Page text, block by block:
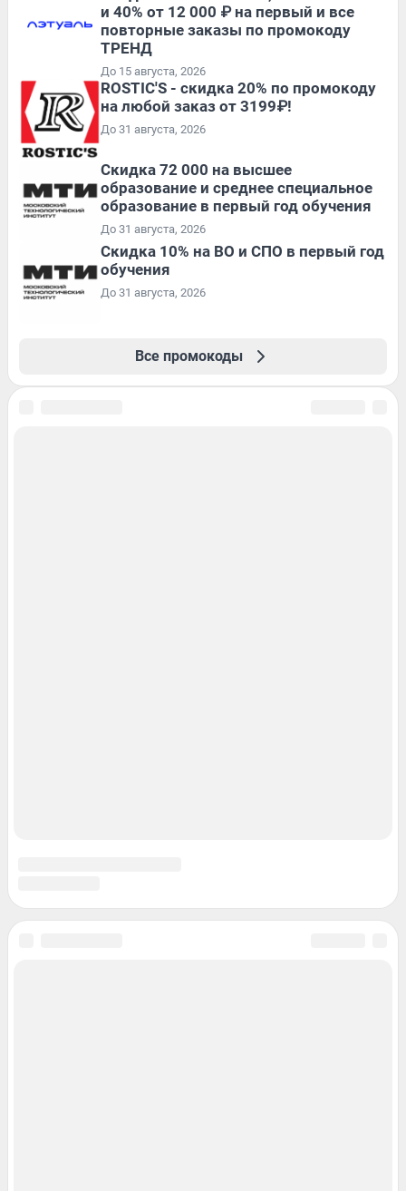
и 40% от 12 000 ₽ на первый и все
повторные заказы по промокоду
ТРЕНД
До 15 августа, 2026
ROSTIC'S - скидка 20% по промокоду
на любой заказ от 3199₽!
До 31 августа, 2026
Скидка 72 000 на высшее
образование и среднее специальное
образование в первый год обучения
До 31 августа, 2026
Скидка 10% на ВО и СПО в первый год
обучения
До 31 августа, 2026
Все промокоды